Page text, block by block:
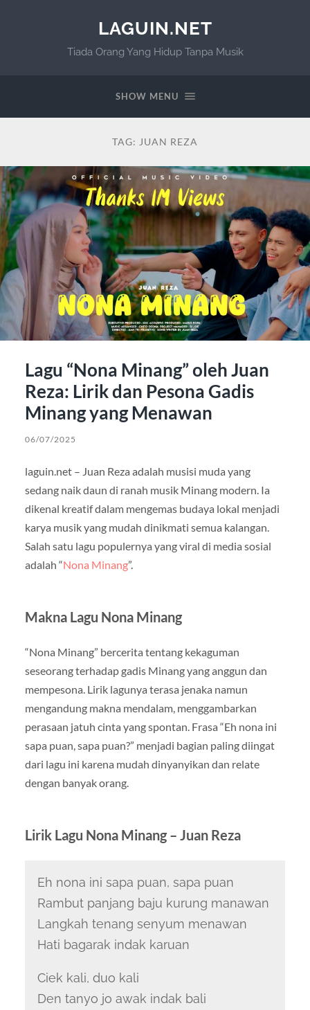
LAGUIN.NET
Tiada Orang Yang Hidup Tanpa Musik
SHOW MENU
TAG: JUAN REZA
Lagu “Nona Minang” oleh Juan
Reza: Lirik dan Pesona Gadis
Minang yang Menawan
06/07/2025
laguin.net – Juan Reza adalah musisi muda yang
sedang naik daun di ranah musik Minang modern. Ia
dikenal kreatif dalam mengemas budaya lokal menjadi
karya musik yang mudah dinikmati semua kalangan.
Salah satu lagu populernya yang viral di media sosial
adalah “Nona Minang”.
Makna Lagu Nona Minang
“Nona Minang” bercerita tentang kekaguman
seseorang terhadap gadis Minang yang anggun dan
mempesona. Lirik lagunya terasa jenaka namun
mengandung makna mendalam, menggambarkan
perasaan jatuh cinta yang spontan. Frasa “Eh nona ini
sapa puan, sapa puan?” menjadi bagian paling diingat
dari lagu ini karena mudah dinyanyikan dan relate
dengan banyak orang.
Lirik Lagu Nona Minang – Juan Reza
Eh nona ini sapa puan, sapa puan
Rambut panjang baju kurung manawan
Langkah tenang senyum menawan
Hati bagarak indak karuan
Ciek kali, duo kali
Den tanyo jo awak indak bali